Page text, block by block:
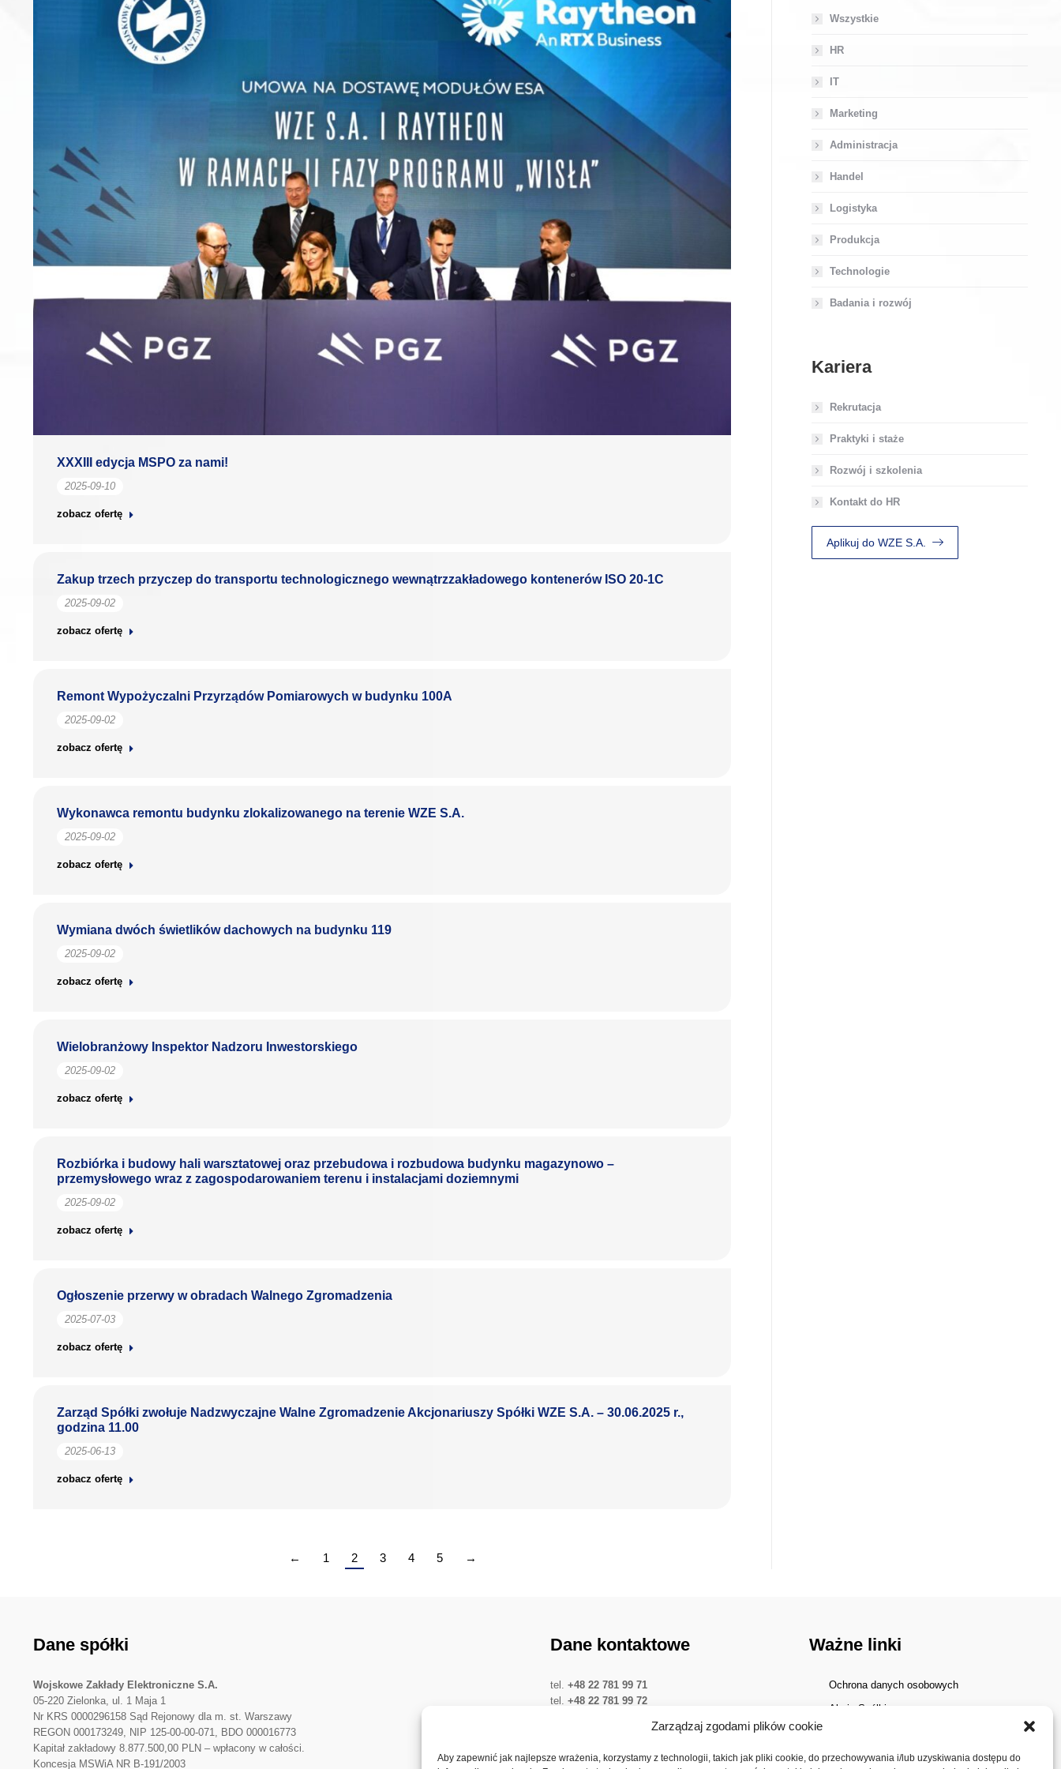
Zarządzaj zgodami plików cookie
Aby zapewnić jak najlepsze wrażenia, korzystamy z technologii, takich jak pliki cookie, do przechowywania i/lub uzyskiwania dostępu do
XXXIII edycja MSPO za nami!
2025-09-10
zobacz ofertę
Zakup trzech przyczep do transportu technologicznego wewnątrzzakładowego kontenerów ISO 20-1C
2025-09-02
zobacz ofertę
Remont Wypożyczalni Przyrządów Pomiarowych w budynku 100A
2025-09-02
zobacz ofertę
Wykonawca remontu budynku zlokalizowanego na terenie WZE S.A.
2025-09-02
zobacz ofertę
Wymiana dwóch świetlików dachowych na budynku 119
2025-09-02
zobacz ofertę
Wielobranżowy Inspektor Nadzoru Inwestorskiego
2025-09-02
zobacz ofertę
Rozbiórka i budowy hali warsztatowej oraz przebudowa i rozbudowa budynku magazynowo –
przemysłowego wraz z zagospodarowaniem terenu i instalacjami doziemnymi
2025-09-02
zobacz ofertę
Ogłoszenie przerwy w obradach Walnego Zgromadzenia
2025-07-03
zobacz ofertę
Zarząd Spółki zwołuje Nadzwyczajne Walne Zgromadzenie Akcjonariuszy Spółki WZE S.A. – 30.06.2025 r.,
godzina 11.00
2025-06-13
zobacz ofertę
← 1 2 3 4 5 →
Wszystkie
HR
IT
Marketing
Administracja
Handel
Logistyka
Produkcja
Technologie
Badania i rozwój
Kariera
Rekrutacja
Praktyki i staże
Rozwój i szkolenia
Kontakt do HR
Aplikuj do WZE S.A.
Dane spółki
Wojskowe Zakłady Elektroniczne S.A.
05-220 Zielonka, ul. 1 Maja 1
Nr KRS 0000296158 Sąd Rejonowy dla m. st. Warszawy
REGON 000173249, NIP 125-00-00-071, BDO 000016773
Kapitał zakładowy 8.877.500,00 PLN – wpłacony w całości.
Koncesja MSWiA NR B-191/2003
Dane kontaktowe
tel. +48 22 781 99 71
tel. +48 22 781 99 72
Ważne linki
Ochrona danych osobowych
Akcje Spółki
Dywidenda